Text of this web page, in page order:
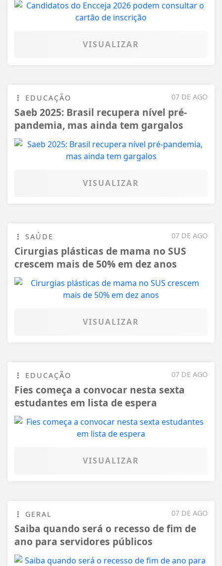
VISUALIZAR
07 DE AGO
EDUCAÇÃO
Saeb 2025: Brasil recupera nível pré-
pandemia, mas ainda tem gargalos
VISUALIZAR
07 DE AGO
SAÚDE
Cirurgias plásticas de mama no SUS
crescem mais de 50% em dez anos
VISUALIZAR
07 DE AGO
EDUCAÇÃO
Fies começa a convocar nesta sexta
estudantes em lista de espera
VISUALIZAR
07 DE AGO
GERAL
Saiba quando será o recesso de fim de
ano para servidores públicos